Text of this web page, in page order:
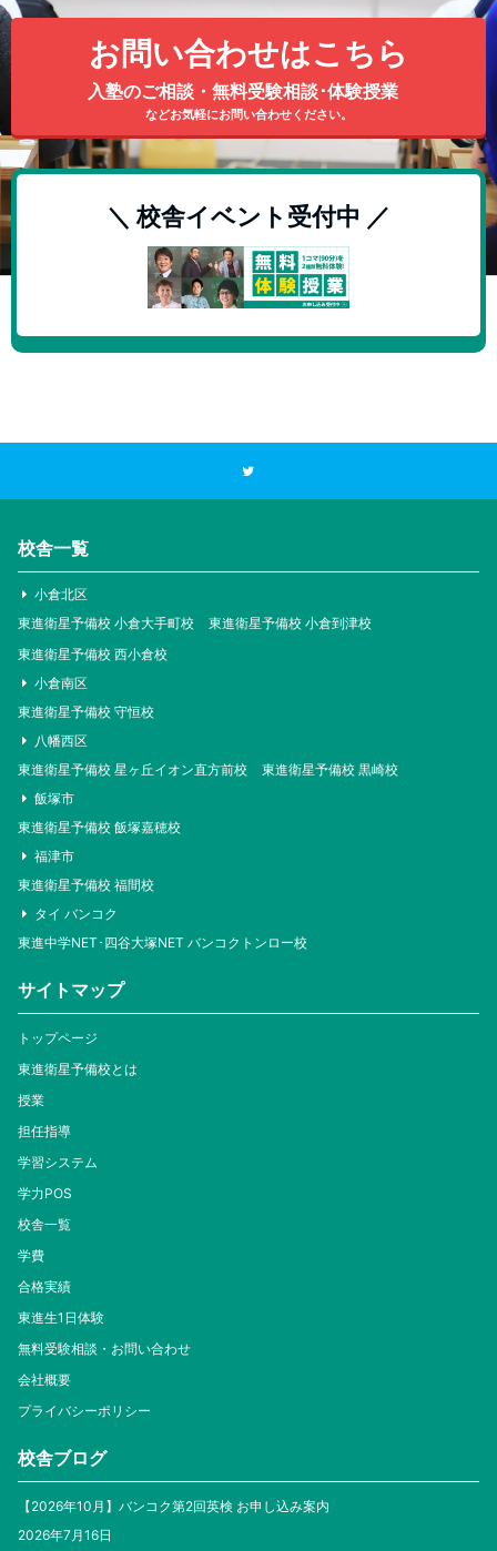
お問い合わせはこちら
入塾のご相談・無料受験相談･体験授業
などお気軽にお問い合わせください。
＼ 校舎イベント受付中 ／
校舎一覧
小倉北区
東進衛星予備校 小倉大手町校
東進衛星予備校 小倉到津校
東進衛星予備校 西小倉校
小倉南区
東進衛星予備校 守恒校
八幡西区
東進衛星予備校 星ヶ丘イオン直方前校
東進衛星予備校 黒崎校
飯塚市
東進衛星予備校 飯塚嘉穂校
福津市
東進衛星予備校 福間校
タイ バンコク
東進中学NET･四谷大塚NET バンコクトンロー校
サイトマップ
トップページ
東進衛星予備校とは
授業
担任指導
学習システム
学力POS
校舎一覧
学費
合格実績
東進生1日体験
無料受験相談・お問い合わせ
会社概要
プライバシーポリシー
校舎ブログ
【2026年10月】バンコク第2回英検 お申し込み案内
2026年7月16日